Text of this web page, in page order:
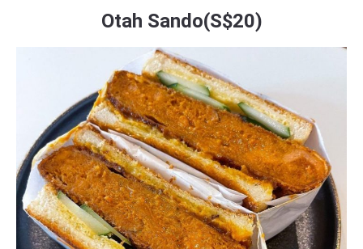
Otah Sando(S$20)